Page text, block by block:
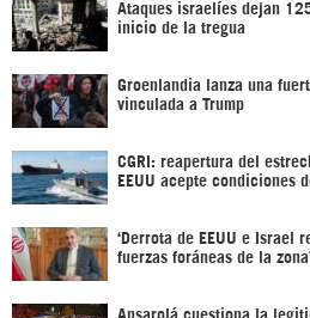
Ataques israelíes dejan
inicio de la tregua
Groenlandia lanza una
vinculada a Trump
CGRI: reapertura del
EEUU acepte condiciones
‘Derrota de EEUU e Israel
fuerzas foráneas de la
Ansarolá cuestiona la